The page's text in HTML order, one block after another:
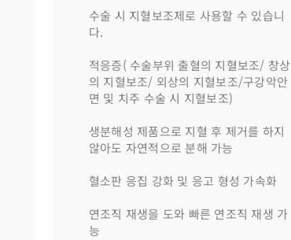
수술 시 지혈보조제로 사용할 수 있습니
다.
적응증( 수술부위 출혈의 지혈보조/ 창상
의 지혈보조/ 외상의 지혈보조/구강악안
면 및 치주 수술 시 지혈보조)
생분해성 제품으로 지혈 후 제거를 하지
않아도 자연적으로 분해 가능
혈소판 응집 강화 및 응고 형성 가속화
연조직 재생을 도와 빠른 연조직 재생 가
능